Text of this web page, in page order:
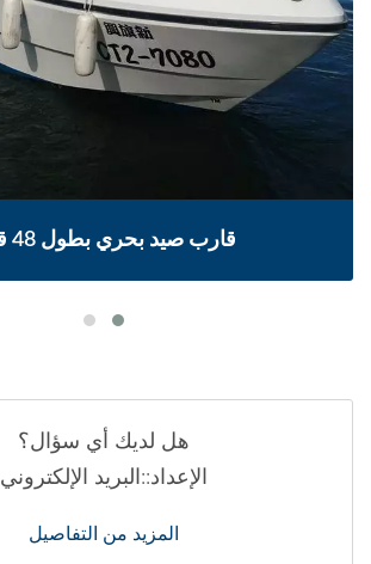
قارب صيد بحري بطول 48 قدم
هل لديك أي سؤال؟
الإعداد::البريد الإلكتروني
المزيد من التفاصيل